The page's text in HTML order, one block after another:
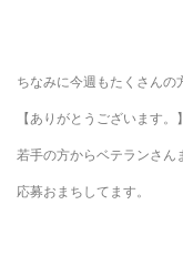
ちなみに今週もたくさんの
【ありがとうございます。】
若手の方からベテランさん
応募おまちしてます。